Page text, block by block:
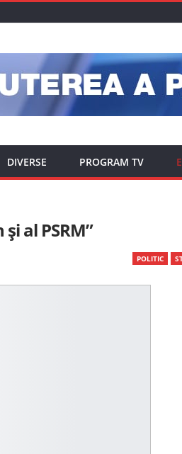
DIVERSE PROGRAM TV
al PSRM”
POLITIC